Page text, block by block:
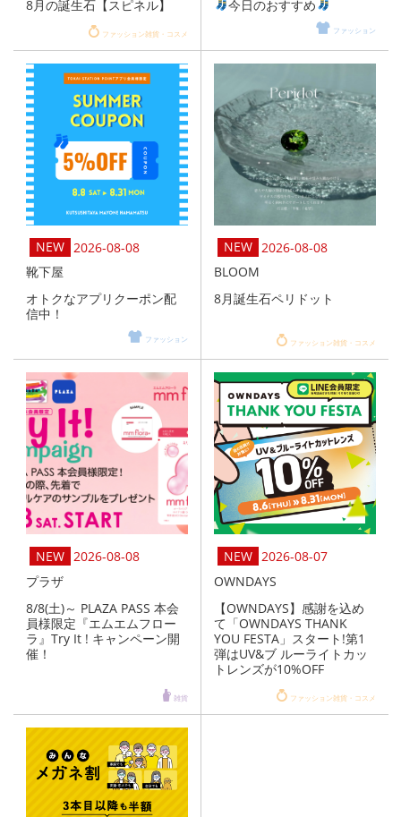
8月の誕生石【スピネル】
ファッション雑貨・コスメ
今日のおすすめ
ファッション
2026-08-08
靴下屋
オトクなアプリクーポン配
信中！
ファッション
2026-08-08
BLOOM
8月誕生石ペリドット
ファッション雑貨・コスメ
2026-08-08
プラザ
8/8(土)～ PLAZA PASS 本会
員様限定『エムエムフロー
ラ』Try It ! キャンペーン開
催！
雑貨
2026-08-07
OWNDAYS
【OWNDAYS】感謝を込め
て「OWNDAYS THANK
YOU FESTA」スタート!第1
弾はUV&ブ ルーライトカッ
トレンズが10%OFF
ファッション雑貨・コスメ